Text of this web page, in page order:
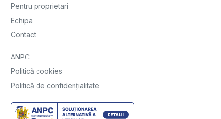
Pentru proprietari
Echipa
Contact
ANPC
Politică cookies
Politică de confidențialitate